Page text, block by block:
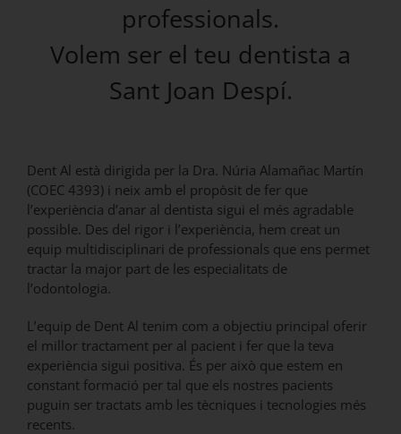
professionals.
Volem ser el teu dentista a
Sant Joan Despí.
Dent Al està dirigida per la Dra. Núria Alamañac Martín
(COEC 4393) i neix amb el propòsit de fer que
l’experiència d’anar al dentista sigui el més agradable
possible. Des del rigor i l’experiència, hem creat un
equip multidisciplinari de professionals que ens permet
tractar la major part de les especialitats de
l’odontologia.
L’equip de Dent Al tenim com a objectiu principal oferir
el millor tractament per al pacient i fer que la teva
experiència sigui positiva. És per això que estem en
constant formació per tal que els nostres pacients
puguin ser tractats amb les tècniques i tecnologies més
recents.